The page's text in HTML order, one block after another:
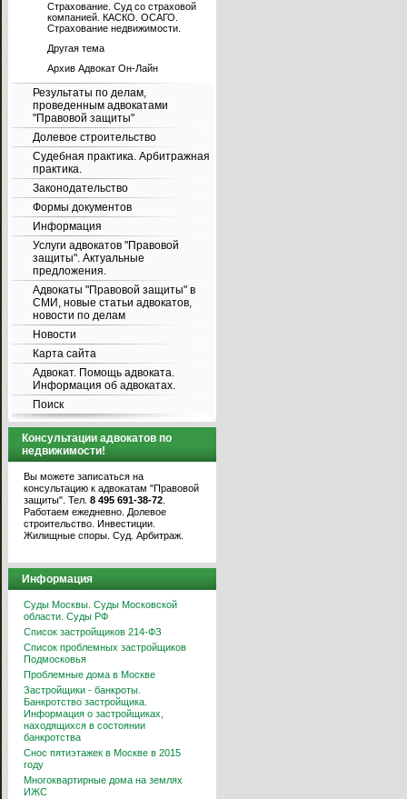
Страхование. Суд со страховой
компанией. КАСКО. ОСАГО.
Страхование недвижимости.
Другая тема
Архив Адвокат Он-Лайн
Результаты по делам,
проведенным адвокатами
"Правовой защиты"
Долевое строительство
Судебная практика. Арбитражная
практика.
Законодательство
Формы документов
Информация
Услуги адвокатов "Правовой
защиты". Актуальные
предложения.
Адвокаты "Правовой защиты" в
СМИ, новые статьи адвокатов,
новости по делам
Новости
Карта сайта
Адвокат. Помощь адвоката.
Информация об адвокатах.
Поиск
Консультации адвокатов по
недвижимости!
Вы можете записаться на
консультацию к адвокатам "Правовой
защиты". Тел. 8 495 691-38-72
Работаем ежедневно. Долевое
строительство. Инвестиции.
Жилищные споры. Суд. Арбитраж.
Информация
Суды Москвы. Суды Московской
области. Суды РФ
Список застройщиков 214-ФЗ
Список проблемных застройщиков
Подмосковья
Проблемные дома в Москве
Застройщики - банкроты.
Банкротство застройщика.
Информация о застройщиках,
находящихся в состоянии
банкротства
Снос пятиэтажек в Москве в 2015
году
Многоквартирные дома на землях
ИЖС